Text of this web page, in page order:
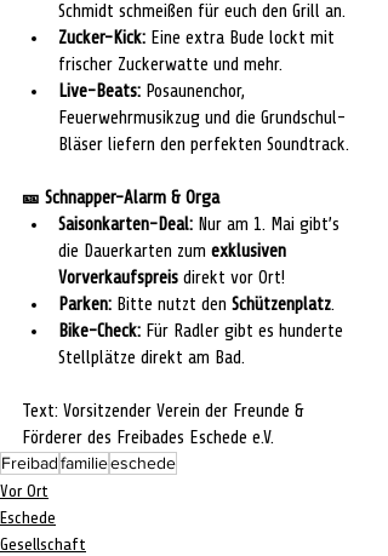
Schmidt schmeißen für euch den Grill an.
Zucker-Kick: Eine extra Bude lockt mit
frischer Zuckerwatte und mehr.
Live-Beats: Posaunenchor,
Feuerwehrmusikzug und die Grundschul-
Bläser liefern den perfekten Soundtrack.
🎫 Schnapper-Alarm & Orga
Saisonkarten-Deal: Nur am 1. Mai gibt’s
die Dauerkarten zum exklusiven
Vorverkaufspreis direkt vor Ort!
Parken: Bitte nutzt den Schützenplatz.
Bike-Check: Für Radler gibt es hunderte
Stellplätze direkt am Bad.
Text: Vorsitzender Verein der Freunde &
Förderer des Freibades Eschede e.V.
Freibadfamilieeschede
Vor Ort
Eschede
Gesellschaft